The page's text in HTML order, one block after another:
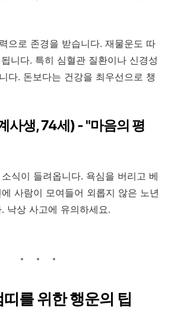
으로 존경을 받습니다. 재물운도 따
니다. 특히 심혈관 질환이나 신경성
다. 돈보다는 건강을 최우선으로 챙
사생, 74세) - "마음의 평
식이 들려옵니다. 욕심을 버리고 베
사람이 모여들어 외롭지 않은 노년
낙상 사고에 유의하세요.
를 위한 행운의 팁